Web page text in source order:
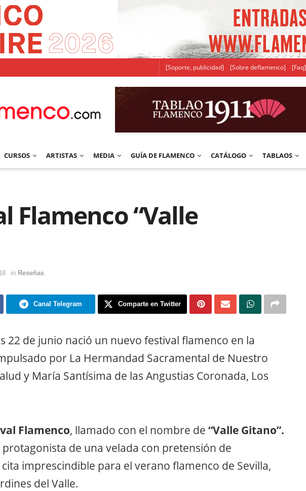
[Soporte, publicidad] [Sobre deflamenco] [Faq]
CURSOS ARTISTAS MEDIA GUÍA DE FLAMENCO CATÁLOGO TABLAOS
Flamenco “Valle
in Reseñas
Canal Telegram Comparte en Twitter
22 de junio nació un nuevo festival flamenco en la
por La Hermandad Sacramental de Nuestro
y María Santísima de las Angustias Coronada, Los
Flamenco, llamado con el nombre de “Valle Gitano”.
de una velada con pretensión de
imprescindible para el verano flamenco de Sevilla,
del Valle.